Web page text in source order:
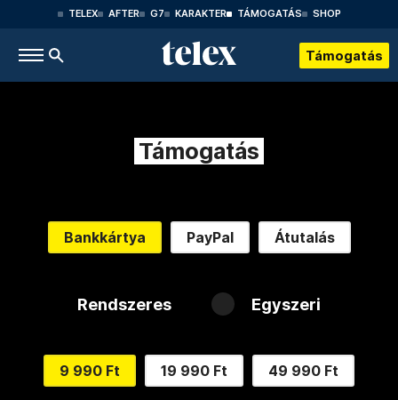
TELEX AFTER G7 KARAKTER TÁMOGATÁS SHOP
Támogatás
Támogatás
Bankkártya PayPal Átutalás
Rendszeres Egyszeri
9 990 Ft 19 990 Ft 49 990 Ft